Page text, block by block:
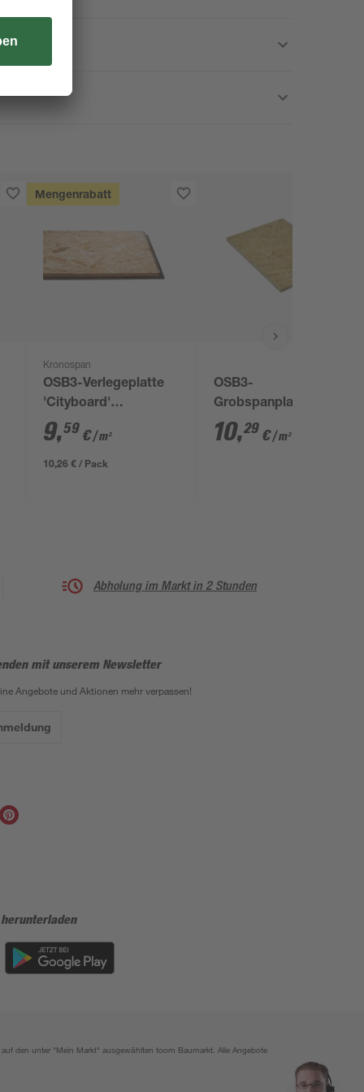
Mengenrabatt
Kronospan
OSB3-Verlegeplatte
'Cityboard'
ungeschliffen 1690 x
634 x 18 mm
9,59 €/ m²
10,26 € / Pack
OSB3-
Grobspanplatte
unbehandelt 2500 x
1250 x 15 mm
10,29 €/ m²
Abholung im Markt in 2 Stunden
mit unserem Newsletter
Angebote und Aktionen mehr verpassen!
den unter "Mein Markt" ausgewählten toom Baumarkt. Alle Angebote